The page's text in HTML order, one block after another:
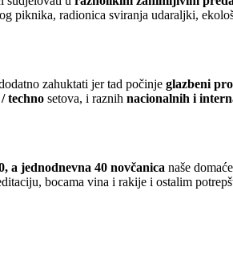
piknika, radionica sviranja udaraljki,
zahuktati jer tad počinje glazbeni
techno setova, i raznih nacionalnih i
a jednodnevna 40 novčanica naše
bocama vina i rakije i ostalim